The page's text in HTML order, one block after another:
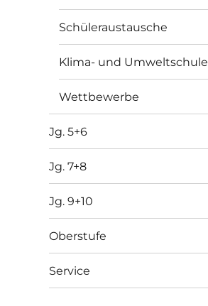
Schüleraustausche
Klima- und Umweltschule
Wettbewerbe
Jg. 5+6
Jg. 7+8
Jg. 9+10
Oberstufe
Service